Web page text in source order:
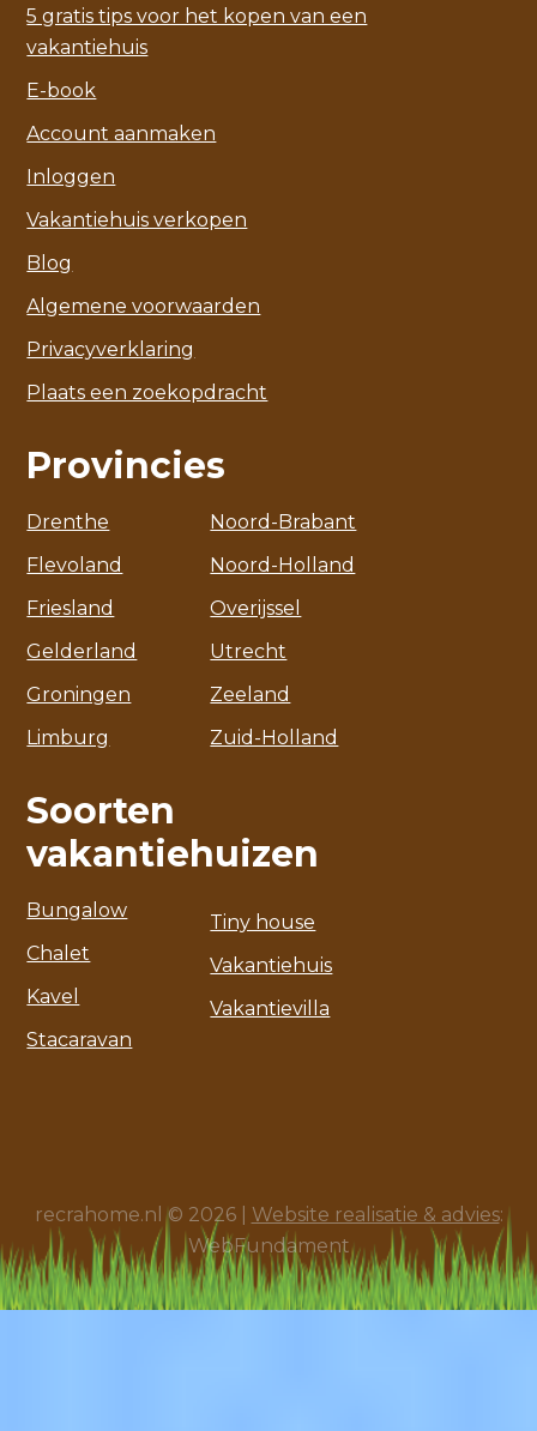
5 gratis tips voor het kopen van een
vakantiehuis
E-book
Account aanmaken
Inloggen
Vakantiehuis verkopen
Blog
Algemene voorwaarden
Privacyverklaring
Plaats een zoekopdracht
Provincies
Drenthe
Flevoland
Friesland
Gelderland
Groningen
Limburg
Noord-Brabant
Noord-Holland
Overijssel
Utrecht
Zeeland
Zuid-Holland
Soorten
vakantiehuizen
Bungalow
Chalet
Kavel
Stacaravan
Tiny house
Vakantiehuis
Vakantievilla
recrahome.nl © 2026 | Website realisatie & advies:
WebFundament